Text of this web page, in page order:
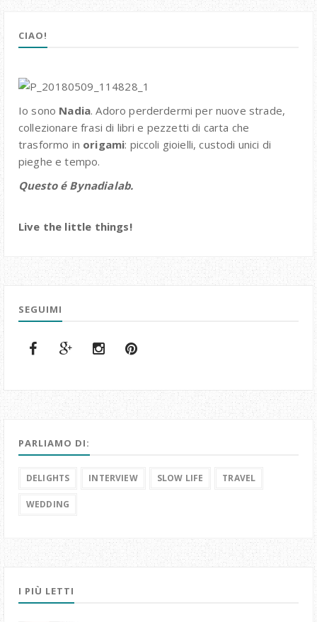
CIAO!
Io sono Nadia. Adoro perderdermi per nuove strade,
collezionare frasi di libri e pezzetti di carta che
trasformo in origami: piccoli gioielli, custodi unici di
pieghe e tempo.
Questo é Bynadialab.
Live the little things!
SEGUIMI
PARLIAMO DI:
DELIGHTS INTERVIEW SLOW LIFE TRAVEL
WEDDING
I PIÙ LETTI